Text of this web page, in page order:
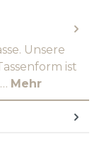
Unsere
ist
Mehr